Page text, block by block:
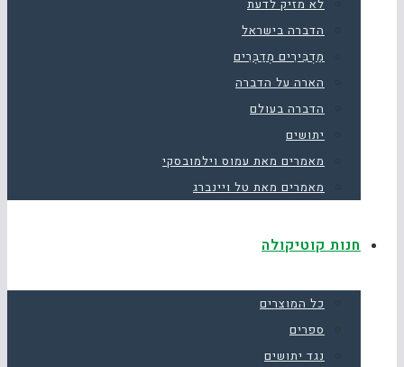
לא מזיק לדעת
הדברה בישראל
מַדְבִּירִים מְדַבְּרִים
הארה על הדברה
הדברה בעולם
יתושים
מאמרים מאת עמוס וילמובסקי
מאמרים מאת טל ויינברג
חנות קוטיקולה
כל המוצרים
ספרים
נגד יתושים